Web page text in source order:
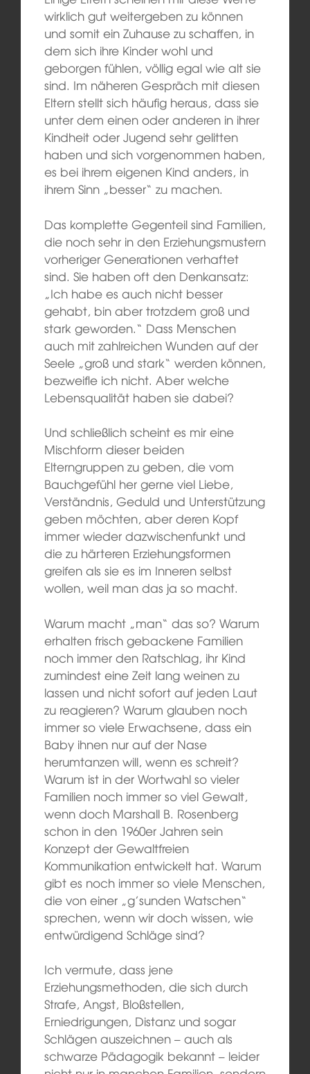
wirklich gut weitergeben zu können
und somit ein Zuhause zu schaffen, in
dem sich ihre Kinder wohl und
geborgen fühlen, völlig egal wie alt sie
sind. Im näheren Gespräch mit diesen
Eltern stellt sich häufig heraus, dass sie
unter dem einen oder anderen in ihrer
Kindheit oder Jugend sehr gelitten
haben und sich vorgenommen haben,
es bei ihrem eigenen Kind anders, in
ihrem Sinn „besser“ zu machen.
Das komplette Gegenteil sind Familien,
die noch sehr in den Erziehungsmustern
vorheriger Generationen verhaftet
sind. Sie haben oft den Denkansatz:
„Ich habe es auch nicht besser
gehabt, bin aber trotzdem groß und
stark geworden.“ Dass Menschen
auch mit zahlreichen Wunden auf der
Seele „groß und stark“ werden können,
bezweifle ich nicht. Aber welche
Lebensqualität haben sie dabei?
Und schließlich scheint es mir eine
Mischform dieser beiden
Elterngruppen zu geben, die vom
Bauchgefühl her gerne viel Liebe,
Verständnis, Geduld und Unterstützung
geben möchten, aber deren Kopf
immer wieder dazwischenfunkt und
die zu härteren Erziehungsformen
greifen als sie es im Inneren selbst
wollen, weil man das ja so macht.
Warum macht „man“ das so? Warum
erhalten frisch gebackene Familien
noch immer den Ratschlag, ihr Kind
zumindest eine Zeit lang weinen zu
lassen und nicht sofort auf jeden Laut
zu reagieren? Warum glauben noch
immer so viele Erwachsene, dass ein
Baby ihnen nur auf der Nase
herumtanzen will, wenn es schreit?
Warum ist in der Wortwahl so vieler
Familien noch immer so viel Gewalt,
wenn doch Marshall B. Rosenberg
schon in den 1960er Jahren sein
Konzept der Gewaltfreien
Kommunikation entwickelt hat. Warum
gibt es noch immer so viele Menschen,
die von einer „g’sunden Watschen“
sprechen, wenn wir doch wissen, wie
entwürdigend Schläge sind?
Ich vermute, dass jene
Erziehungsmethoden, die sich durch
Strafe, Angst, Bloßstellen,
Erniedrigungen, Distanz und sogar
Schlägen auszeichnen – auch als
schwarze Pädagogik bekannt – leider